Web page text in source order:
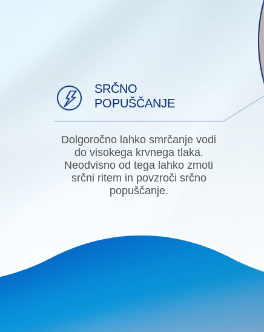
SRČNO
POPUŠČANJE
Dolgoročno lahko smrčanje vodi
do visokega krvnega tlaka.
Neodvisno od tega lahko zmoti
srčni ritem in povzroči srčno
popuščanje.